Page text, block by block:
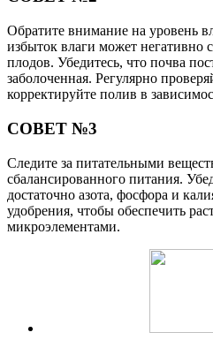
Обратите внимание на уровень
избыток влаги может негативно
плодов. Убедитесь, что почва
заболоченная. Регулярно
корректируйте полив в
СОВЕТ №3
Следите за питательными
сбалансированного питания.
достаточно азота, фосфора и
удобрения, чтобы обеспечить
микроэлементами.